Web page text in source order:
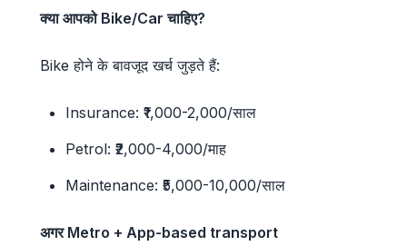
क्या आपको Bike/Car चाहिए?
Bike होने के बावजूद खर्च जुड़ते हैं:
Insurance: ₹1,000-2,000/साल
Petrol: ₹2,000-4,000/माह
Maintenance: ₹5,000-10,000/साल
अगर Metro + App-based transport